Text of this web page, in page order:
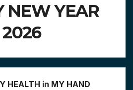
NEW YEAR
2026
HEALTH in MY HAND